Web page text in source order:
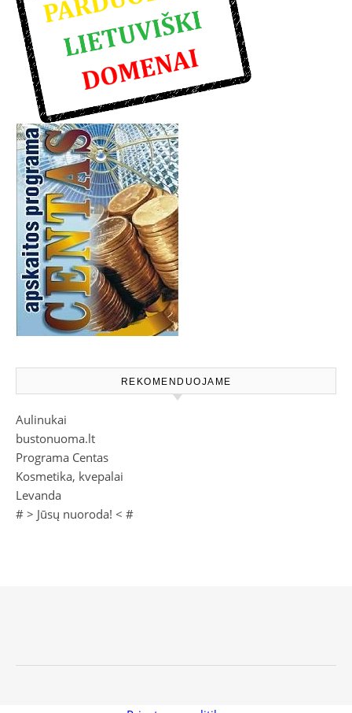
REKOMENDUOJAME
Aulinukai
bustonuoma.lt
Programa Centas
Kosmetika, kvepalai
Levanda
# > Jūsų nuoroda! < #